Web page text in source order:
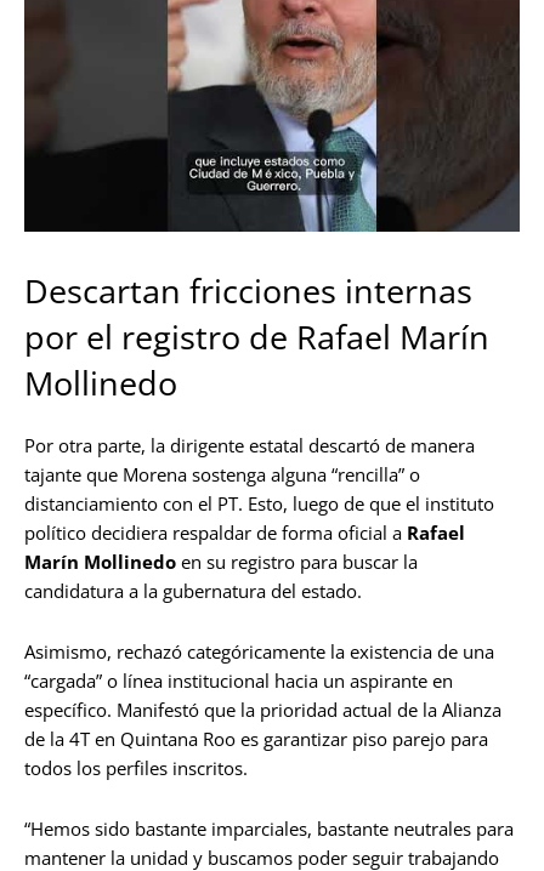
Descartan fricciones internas
por el registro de Rafael Marín
Mollinedo
Por otra parte, la dirigente estatal descartó de manera
tajante que Morena sostenga alguna “rencilla” o
distanciamiento con el PT. Esto, luego de que el instituto
político decidiera respaldar de forma oficial a Rafael
Marín Mollinedo en su registro para buscar la
candidatura a la gubernatura del estado.
Asimismo, rechazó categóricamente la existencia de una
“cargada” o línea institucional hacia un aspirante en
específico. Manifestó que la prioridad actual de la Alianza
de la 4T en Quintana Roo es garantizar piso parejo para
todos los perfiles inscritos.
“Hemos sido bastante imparciales, bastante neutrales para
mantener la unidad y buscamos poder seguir trabajando